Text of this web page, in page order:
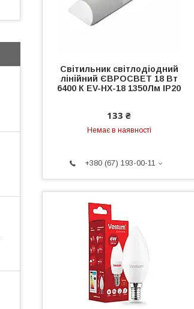
Світильник світлодіодний
лінійний ЄВРОСВЕТ 18 Вт
6400 К EV-HX-18 1350Лм IP20
133 ₴
Немає в наявності
+380 (67) 193-00-11